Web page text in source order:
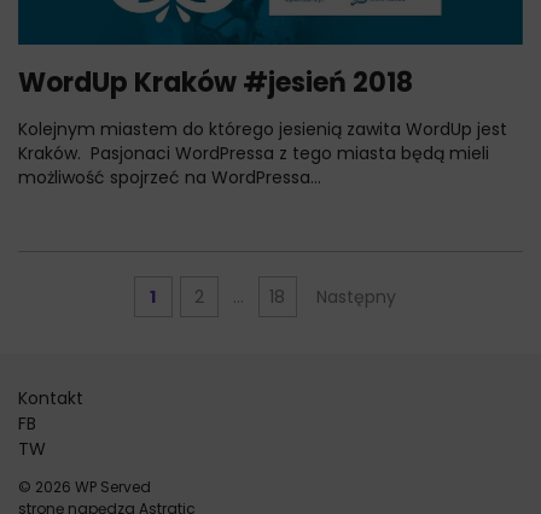
WordUp Kraków #jesień 2018
Kolejnym miastem do którego jesienią zawita WordUp jest
Kraków. Pasjonaci WordPressa z tego miasta będą mieli
możliwość spojrzeć na WordPressa...
Nawigacja
wpisach
1 2 … 18 Następny
Kontakt
FB
TW
© 2026 WP Served
stronę napędza Astratic